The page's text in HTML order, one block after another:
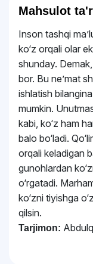
Mahsulot
Inson tashqi
ko‘z orqali olar
shunday.
bor. Bu neʼmat
ishlatish
mumkin.
kabi, ko‘z ham
balo bo‘ladi.
orqali keladigan
gunohlardan
o‘rgatadi.
ko‘zni tiyishga
qilsin.
Tarjimon: